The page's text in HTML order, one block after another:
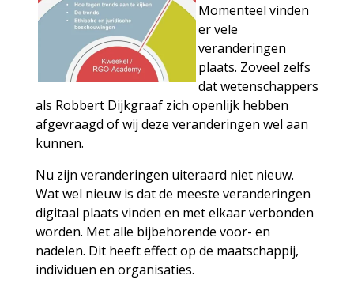
Momenteel vinden
er vele
veranderingen
plaats. Zoveel zelfs
dat wetenschappers
als Robbert Dijkgraaf zich openlijk hebben
afgevraagd of wij deze veranderingen wel aan
kunnen.
Nu zijn veranderingen uiteraard niet nieuw.
Wat wel nieuw is dat de meeste veranderingen
digitaal plaats vinden en met elkaar verbonden
worden. Met alle bijbehorende voor- en
nadelen. Dit heeft effect op de maatschappij,
individuen en organisaties.